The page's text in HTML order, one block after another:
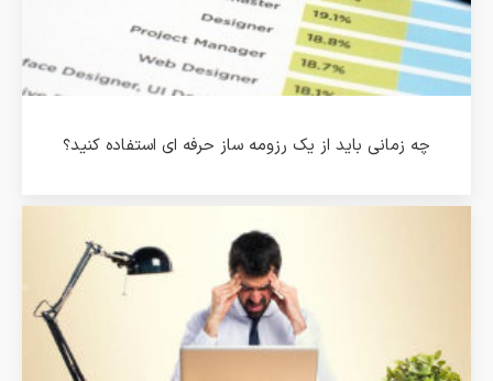
چه زمانی باید از یک رزومه ساز حرفه ای استفاده کنید؟